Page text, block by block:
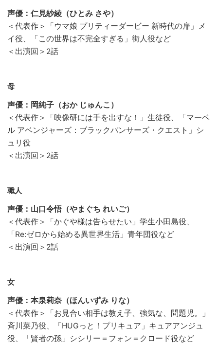
声優：仁見紗綾（ひとみ さや）
＜代表作＞「ウマ娘 プリティーダービー 新時代の扉」メ
イ役、「この世界は不完全すぎる」街人役など
＜出演回＞2話
母
声優：岡純子（おか じゅんこ）
＜代表作＞「映像研には手を出すな！」生徒役、「マーベ
ル アベンジャーズ：ブラックパンサーズ・クエスト」シ
ュリ役
＜出演回＞2話
職人
声優：山口令悟（やまぐち れいご）
＜代表作＞「かぐや様は告らせたい」学生小田島役、
「Re:ゼロから始める異世界生活」青年団役など
＜出演回＞2話
女
声優：本泉莉奈（ほんいずみ りな）
＜代表作＞「お見合い相手は教え子、強気な、問題児。」
斉川菜乃役、「HUGっと！プリキュア」キュアアンジュ
役、「賢者の孫」シシリー＝フォン＝クロード役など